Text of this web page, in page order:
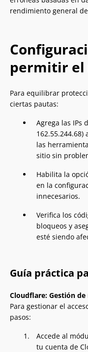
rendimiento general
permitir el
Para equilibrar
ciertas pautas:
Agrega las IPs
las
sitio sin
Habilita la
en la
innecesarios.
Verifica los
bloqueos y
esté siendo
Guía práctica
Cloudflare: Gestión de
Para gestionar el
pasos:
Accede al
tu cuenta de